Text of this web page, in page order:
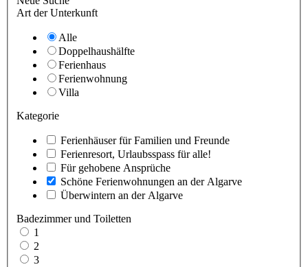
Art der Unterkunft
Alle
Doppelhaushälfte
Ferienhaus
Ferienwohnung
Villa
Kategorie
Ferienhäuser für Familien und Freunde
Ferienresort, Urlaubsspass für alle!
Für gehobene Ansprüche
Schöne Ferienwohnungen an der Algarve
Überwintern an der Algarve
Badezimmer und Toiletten
1
2
3